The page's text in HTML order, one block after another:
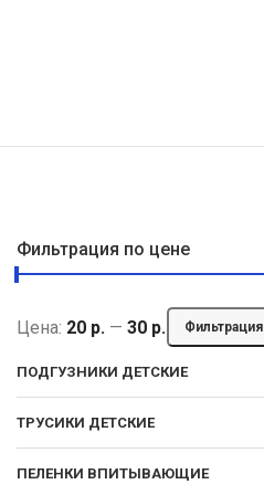
Фильтрация по цене
Фильтрация
Цена: 20 р. — 30 р.
ПОДГУЗНИКИ ДЕТСКИЕ
ТРУСИКИ ДЕТСКИЕ
ПЕЛЕНКИ ВПИТЫВАЮЩИЕ